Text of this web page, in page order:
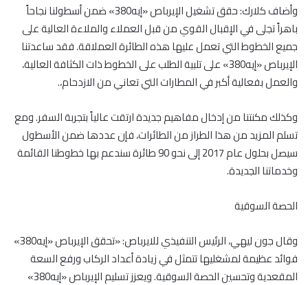
وأضاف كلارك: حقق تشغيل الإيرباص «إيه380» ضمن أسطولنا نجاحاً
باهراً تجلى في الإقبال القوي من قبل العملاء والملاءة العالية على
جميع الخطوط التي تعمل عليها هذه الطائرة العملاقة. فقد ساعدتنا
الإيرباص «إيه380» على تلبية الطلب على الخطوط ذات الكثافة العالية،
والعمل بفعالية أكبر في المطارات التي تعاني من الازدحام،.
وكذلك مكنتنا من إدخال مفاهيم جديدة ارتقت عالياً بتجربة السفر. ومع
تسلم المزيد من هذا الطراز من الطائرات، فإن عددها ضمن الأسطول
سيصل بحلول عام 2017 إلى نحو 90 طائرة سندعم بها خطوطنا القائمة
وخدماتنا الجديدة.
الحصة السوقية
وقال جون ليهي، الرئيس التنفيذي للايرباص: «تحقق الإيرباص «إيه380»
فوائد عظيمة لمشغليها تتمثل في زيادة أعداد الركاب ورفع السعة
المقعدية وتحسين الحصة السوقية. ويعزز تسليم الإيرباص «إيه380»